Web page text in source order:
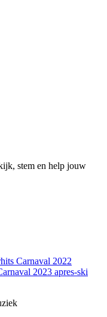
stem en help jouw
Carnaval 2022
2023 apres-ski